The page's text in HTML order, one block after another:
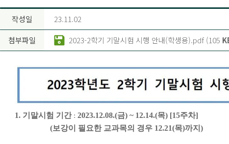
작성일 23.11.02
첨부파일 2023-2학기 기말시험 시행 안내(학생용).pdf (105
1. 기말시험 기간 : 2023.12.08.(금) ~ 12.14.(목) [15주차]
(보강이 필요한 교과목의 경우 12.21(목)까지 )